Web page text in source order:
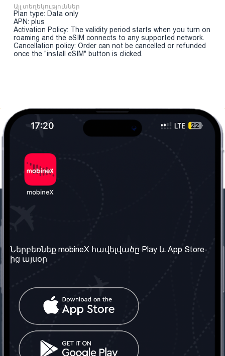
Այլ տեղեկություններ
Plan type: Data only
APN: plus
Activation Policy: The validity period starts when you turn on
roaming and the eSIM connects to any supported network.
Cancellation policy: Order can not be cancelled or refunded
once the "install eSIM" button is clicked.
Մեր մասին
Մեր ծառայությունները
Պայմաններ և դրույթներ
Հաճախ տրվող հարցեր
Կապ մեզ հետ
Միացյալ
Թագավորություն: Մենք
Տարածել
սոցիալական
ցանցում
Ներբեռնեք mobineX հավելվածը Play և App Store-
ից այսօր